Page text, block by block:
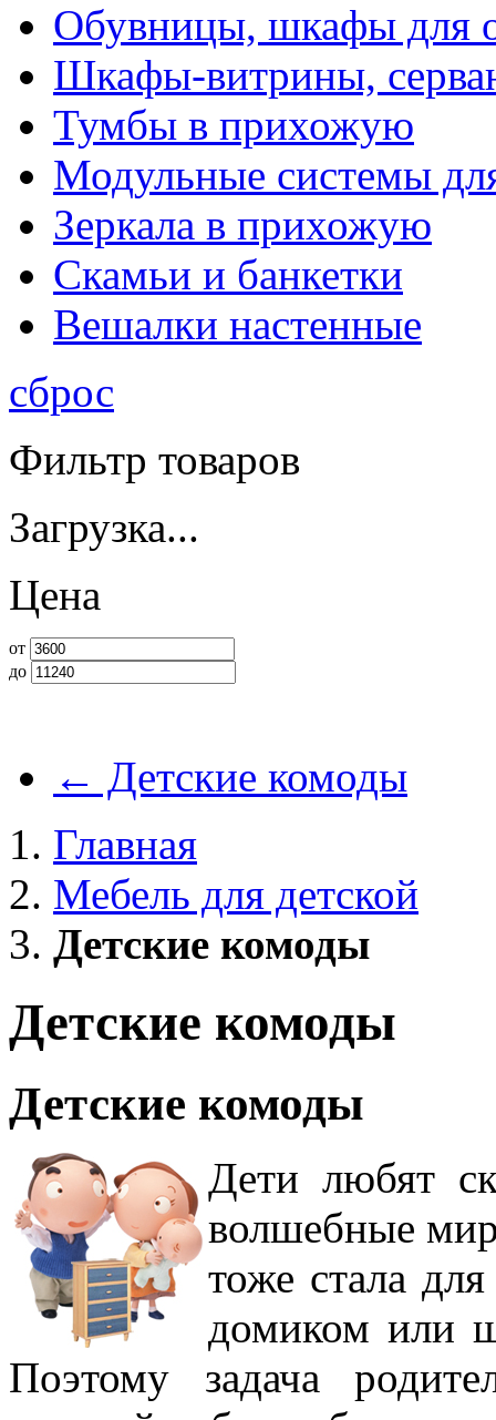
Обувницы, шкафы для
Шкафы-витрины,
Тумбы в прихожую
Модульные системы
Зеркала в прихожую
Скамьи и банкетки
Вешалки настенные
сброс
Фильтр товаров
Загрузка...
Цена
от
до
← Детские комоды
Главная
Мебель для детской
Детские комоды
Детские комоды
Детские комоды
Дети любят
волшебные
тоже стала
домиком или
Поэтому задача